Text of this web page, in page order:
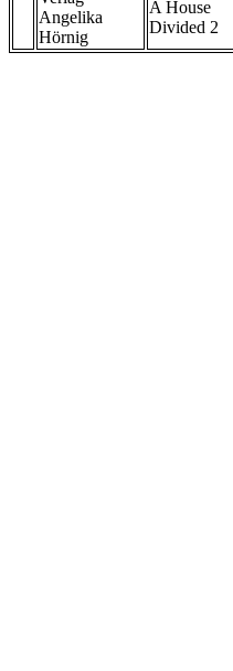
Angelika
Hörnig
A House
Divided 2